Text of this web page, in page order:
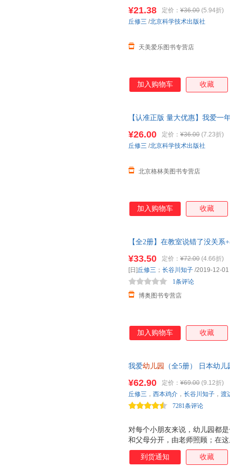
¥21.38 定价： ¥36.00 (5.94折)
天美爱乐图书专营店
丘修三 /北京科学技术出版社
加入购物车 收藏
【认准正版 量大优惠】我爱一
发票 联系客服领取
¥26.00 定价： ¥36.00 (7.23折)
北京格林美图书专营店
丘修三 /北京科学技术出版社
加入购物车 收藏
【全2册】在教室说错了没关
¥33.50 定价： ¥72.00 (4.66折)
博奥图书专营店
1条评论
[日] 丘修三 ； 长谷川知子 /2019-12-01
加入购物车 收藏
我爱幼儿园
（全5册） 日本幼
极、乐观与自信的好品格。（
对每个小朋友来说，幼儿园都
和父母分开，由老师照顾；在
歌、跳舞、玩滑梯、堆积木
子每天上幼儿园时都要哭泣，
¥62.90 定价： ¥69.00 (9.12折)
7281条评论
丘修三 ， 西本鸡介 ， 长谷川知子 ， 渡
到货通知 收藏